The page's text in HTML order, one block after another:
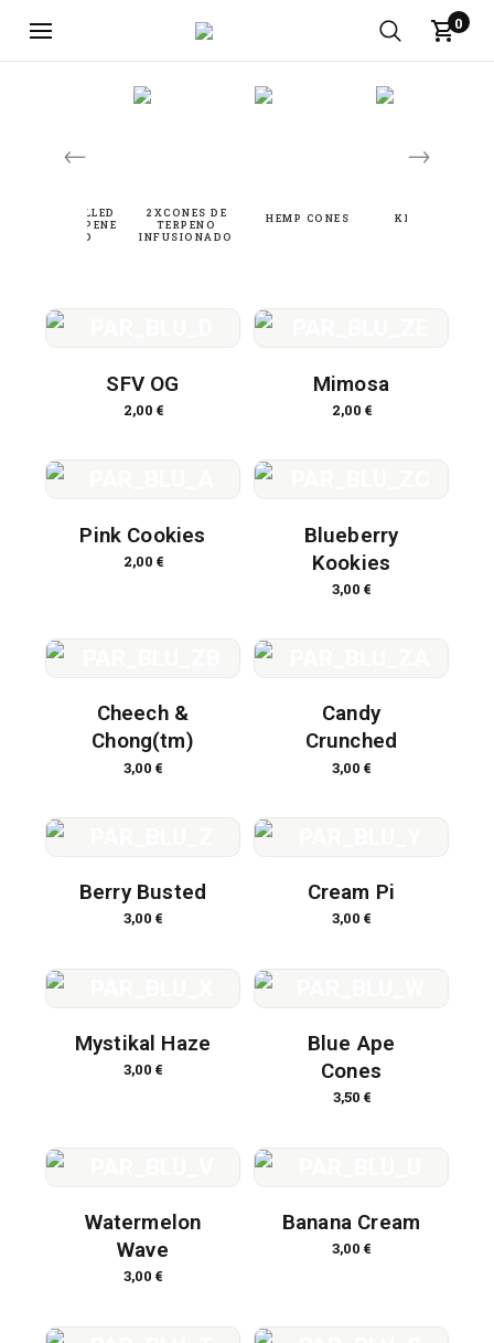
0
← →
SFV OG
2,00 €
Mimosa
2,00 €
Pink Cookies
2,00 €
Blueberry
Kookies
3,00 €
Cheech &
Chong(tm)
3,00 €
Candy
Crunched
3,00 €
Berry Busted
3,00 €
Cream Pi
3,00 €
Mystikal Haze
3,00 €
Blue Ape
Cones
3,50 €
Watermelon
Wave
3,00 €
Banana Cream
3,00 €